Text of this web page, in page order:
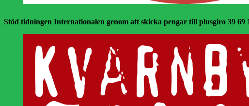
Stöd tidningen Internationalen genom att skicka pengar till plusgiro 39 69